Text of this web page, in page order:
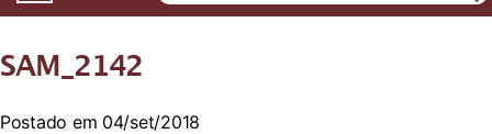
SAM_2142
Postado em 04/set/2018